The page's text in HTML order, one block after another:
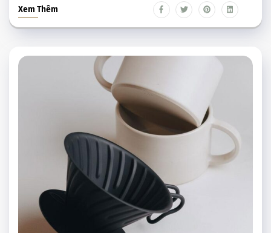
Xem Thêm